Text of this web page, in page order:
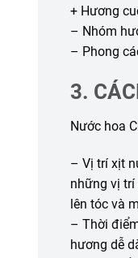
+ Hương
– Nhóm
– Phong
3.
Nước hoa
– Vị trí xịt
những vị
lên tóc và
– Thời
hương dễ